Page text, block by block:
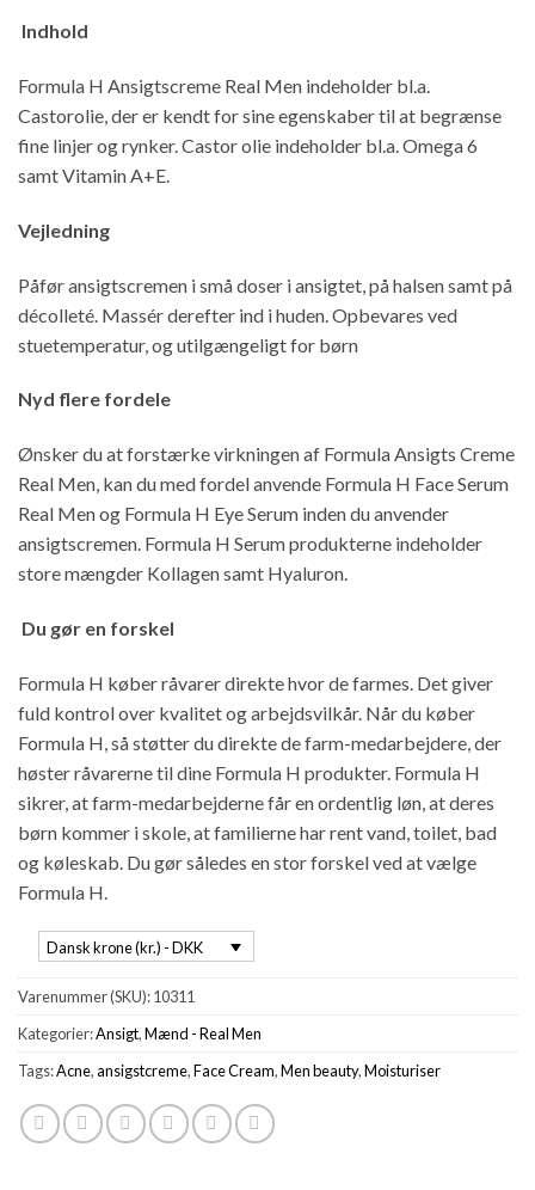
Indhold
Formula H Ansigtscreme Real Men indeholder bl.a.
Castorolie, der er kendt for sine egenskaber til at begrænse
fine linjer og rynker. Castor olie indeholder bl.a. Omega 6
samt Vitamin A+E.
Vejledning
Påfør ansigtscremen i små doser i ansigtet, på halsen samt på
décolleté. Massér derefter ind i huden. Opbevares ved
stuetemperatur, og utilgængeligt for børn
Nyd flere fordele
Ønsker du at forstærke virkningen af Formula Ansigts Creme
Real Men, kan du med fordel anvende Formula H Face Serum
Real Men og Formula H Eye Serum inden du anvender
ansigtscremen. Formula H Serum produkterne indeholder
store mængder Kollagen samt Hyaluron.
Du gør en forskel
Formula H køber råvarer direkte hvor de farmes. Det giver
fuld kontrol over kvalitet og arbejdsvilkår. Når du køber
Formula H, så støtter du direkte de farm-medarbejdere, der
høster råvarerne til dine Formula H produkter. Formula H
sikrer, at farm-medarbejderne får en ordentlig løn, at deres
børn kommer i skole, at familierne har rent vand, toilet, bad
og køleskab. Du gør således en stor forskel ved at vælge
Formula H.
Dansk krone (kr.) - DKK
Varenummer (SKU):10311
Kategorier:Ansigt,Mænd - Real Men
Tags:Acne,ansigstcreme,Face Cream,Men beauty,Moisturiser